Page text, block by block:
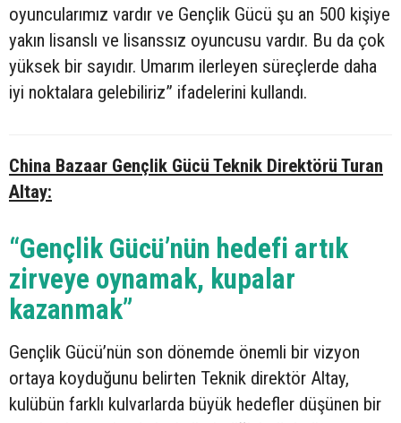
oyuncularımız vardır ve Gençlik Gücü şu an 500 kişiye
yakın lisanslı ve lisanssız oyuncusu vardır. Bu da çok
yüksek bir sayıdır. Umarım ilerleyen süreçlerde daha
iyi noktalara gelebiliriz” ifadelerini kullandı.
China Bazaar Gençlik Gücü Teknik Direktörü Turan
Altay:
“Gençlik Gücü’nün hedefi artık
zirveye oynamak, kupalar
kazanmak”
Gençlik Gücü’nün son dönemde önemli bir vizyon
ortaya koyduğunu belirten Teknik direktör Altay,
kulübün farklı kulvarlarda büyük hedefler düşünen bir